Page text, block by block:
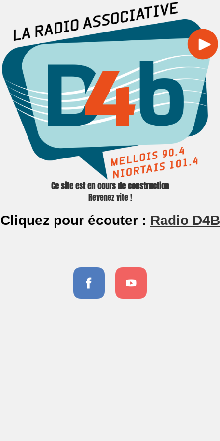
Ce site est en cours de construction
Revenez vite !
Cliquez pour écouter : Radio D4B